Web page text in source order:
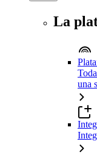
La
una